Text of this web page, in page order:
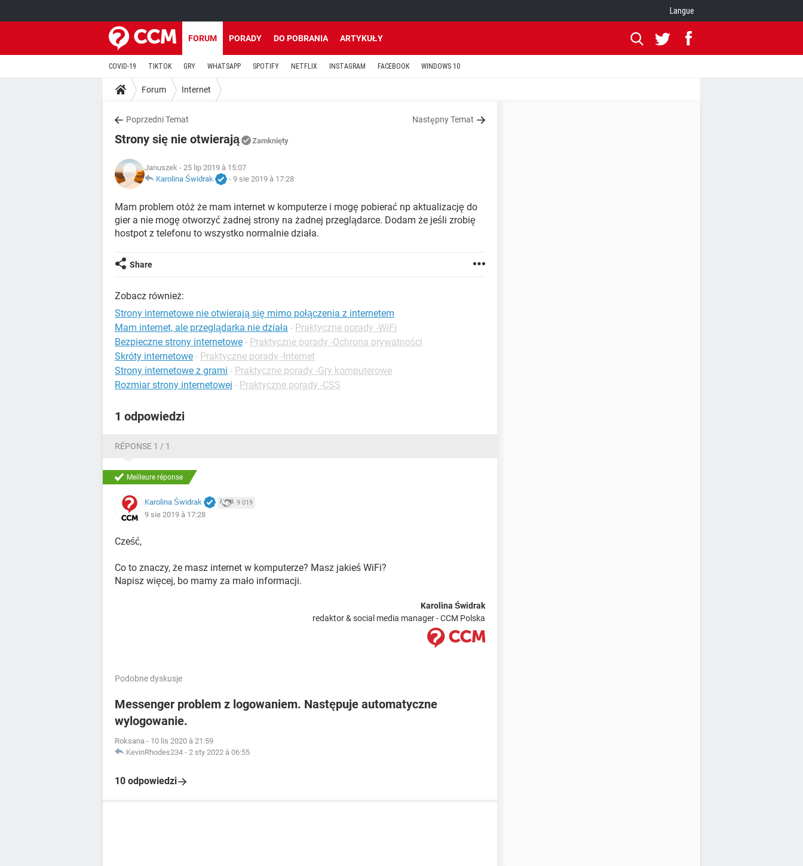
Langue
FORUM PORADY DO POBRANIA ARTYKUŁY
COVID-19 TIKTOK GRY WHATSAPP SPOTIFY NETFLIX INSTAGRAM FACEBOOK WINDOWS 10
Forum Internet
Poprzedni Temat Następny Temat
Strony się nie otwierają Zamknięty
Januszek - 25 lip 2019 à 15:07
Karolina Świdrak
- 9 sie 2019 à 17:28
Mam problem otóż że mam internet w komputerze i mogę pobierać np aktualizację do
gier a nie mogę otworzyć żadnej strony na żadnej przeglądarce. Dodam że jeśli zrobię
hostpot z telefonu to wszystko normalnie działa.
Share
Zobacz również:
Strony internetowe nie otwierają się mimo połączenia z internetem
Mam internet, ale przeglądarka nie działa - Praktyczne porady -WiFi
Bezpieczne strony internetowe - Praktyczne porady -Ochrona prywatności
Skróty internetowe - Praktyczne porady -Internet
Strony internetowe z grami - Praktyczne porady -Gry komputerowe
Rozmiar strony internetowej - Praktyczne porady -CSS
1 odpowiedzi
RÉPONSE 1 / 1
Meilleure réponse
Karolina Świdrak 9 019
9 sie 2019 à 17:28
Cześć,
Co to znaczy, że masz internet w komputerze? Masz jakieś WiFi?
Napisz więcej, bo mamy za mało informacji.
Karolina Świdrak
redaktor & social media manager - CCM Polska
Podobne dyskusje
Messenger problem z logowaniem. Następuje automatyczne
wylogowanie.
Roksana - 10 lis 2020 à 21:59
KevinRhodes234 - 2 sty 2022 à 06:55
10 odpowiedzi